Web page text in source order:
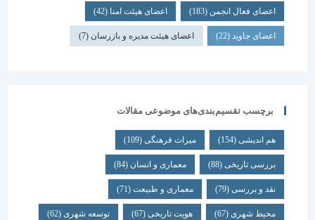
اعضای فعال انجمن(183) اعضای هیئت امنا(42)
اعضای جاوید(22) اعضای هیئت مدیره و بازرسان(7)
برچسب تقسیم‌بندی‌های موضوعی مقالات
هم اندیشی (154) میراث فرهنگی (109)
بررسی تاریخی (88) معماری و انسان (84)
نقد و بررسی (79) معماری و طبیعت (71)
محیط شهری(67) هویت تاریخی(67) توسعه شهری(62)